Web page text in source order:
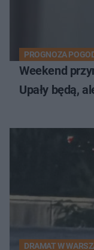
PROGNOZA
Weekend
Upały będą,
DRAMAT W